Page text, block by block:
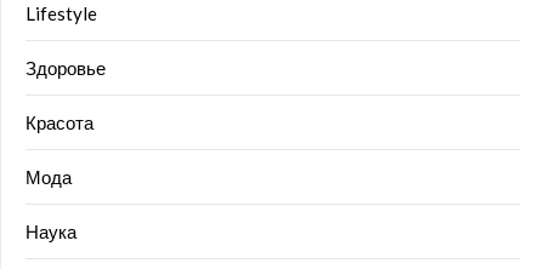
Lifestyle
Здоровье
Красота
Мода
Наука